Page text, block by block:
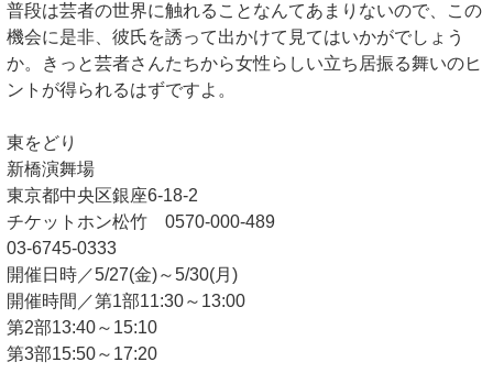
普段は芸者の世界に触れることなんてあまりないので、この
機会に是非、彼氏を誘って出かけて見てはいかがでしょう
か。きっと芸者さんたちから女性らしい立ち居振る舞いのヒ
ントが得られるはずですよ。
東をどり
新橋演舞場
東京都中央区銀座6-18-2
チケットホン松竹 0570-000-489
03-6745-0333
開催日時／5/27(金)～5/30(月)
開催時間／第1部11:30～13:00
第2部13:40～15:10
第3部15:50～17:20